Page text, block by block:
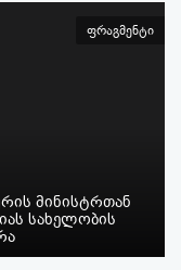
ფრაგმენტი
მინისტრთან
სახელობის